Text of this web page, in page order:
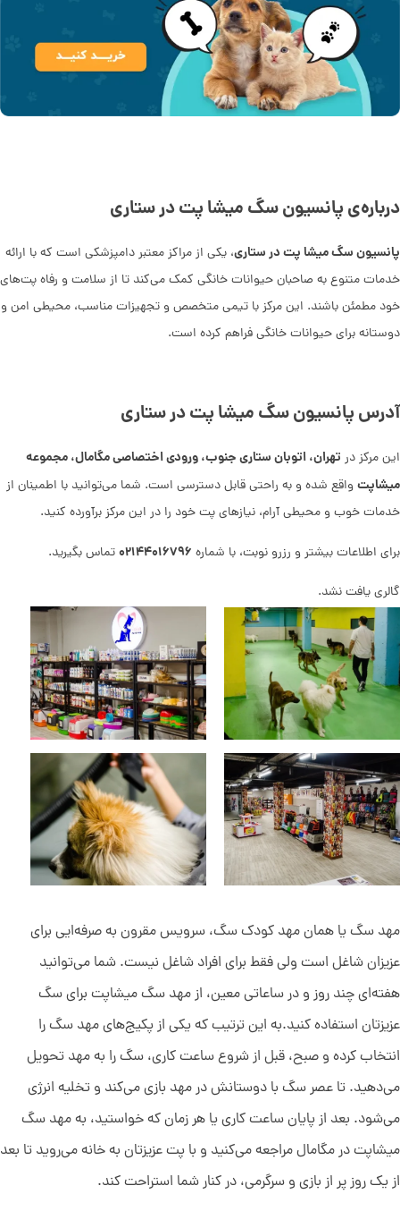
درباره‌ی پانسیون سگ میشا پت در ستاری
پانسیون سگ میشا پت در ستاری، یکی از مراکز معتبر دامپزشکی است که با ارائه
خدمات متنوع به صاحبان حیوانات خانگی کمک می‌کند تا از سلامت و رفاه پت‌های
خود مطمئن باشند. این مرکز با تیمی متخصص و تجهیزات مناسب، محیطی امن و
دوستانه برای حیوانات خانگی فراهم کرده است.
آدرس پانسیون سگ میشا پت در ستاری
این مرکز در تهران، اتوبان ستاری جنوب، ورودی اختصاصی مگامال، مجموعه
میشاپتواقع شده و به راحتی قابل دسترسی است. شما می‌توانید با اطمینان از
خدمات خوب و محیطی آرام، نیازهای پت خود را در این مرکز برآورده کنید.
برای اطلاعات بیشتر و رزرو نوبت، با شماره ۰۲۱۴۴۰۱۶۷۹۶تماس بگیرید.
گالری یافت نشد.
مهد سگ یا همان مهد کودک سگ، سرویس مقرون به صرفه‌ایی برای
عزیزان شاغل است ولی فقط برای افراد شاغل نیست. شما می‌توانید
هفته‌ای چند روز و در ساعاتی معین، از مهد سگ میشاپت برای سگ
عزیزتان استفاده کنید.به این ترتیب که یکی از پکیج‌های مهد سگ را
انتخاب کرده و صبح، قبل از شروع ساعت کاری‌، سگ را به مهد تحویل
می‌دهید. تا عصر سگ با دوستانش در مهد بازی می‌کند و تخلیه انرژی
می‌شود. بعد از پایان ساعت کاری یا هر زمان که خواستید، به مهد سگ
میشاپت در مگامال مراجعه می‌کنید و با پت عزیزتان به خانه می‌روید تا بعد
از یک روز پر از بازی و سرگرمی، در کنار شما استراحت کند.